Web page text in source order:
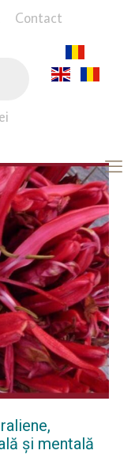
Contact
și mentală